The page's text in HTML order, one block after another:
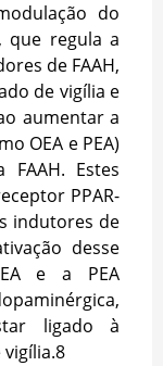
do
que regula a
de FAAH,
de vigília e
aumentar a
OEA e PEA)
Estes
PPAR-
indutores de
desse
e a PEA
ligado à
8